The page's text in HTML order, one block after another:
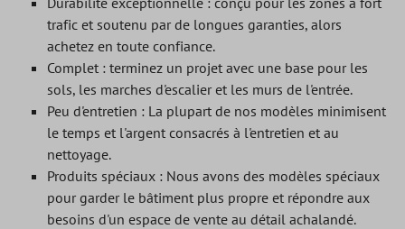
trafic et soutenu par de longues garanties, alors
achetez en toute confiance.
Complet : terminez un projet avec une base pour les
sols, les marches d'escalier et les murs de l'entrée.
Peu d'entretien : La plupart de nos modèles minimisent
le temps et l'argent consacrés à l'entretien et au
nettoyage.
Produits spéciaux : Nous avons des modèles spéciaux
pour garder le bâtiment plus propre et répondre aux
besoins d'un espace de vente au détail achalandé.